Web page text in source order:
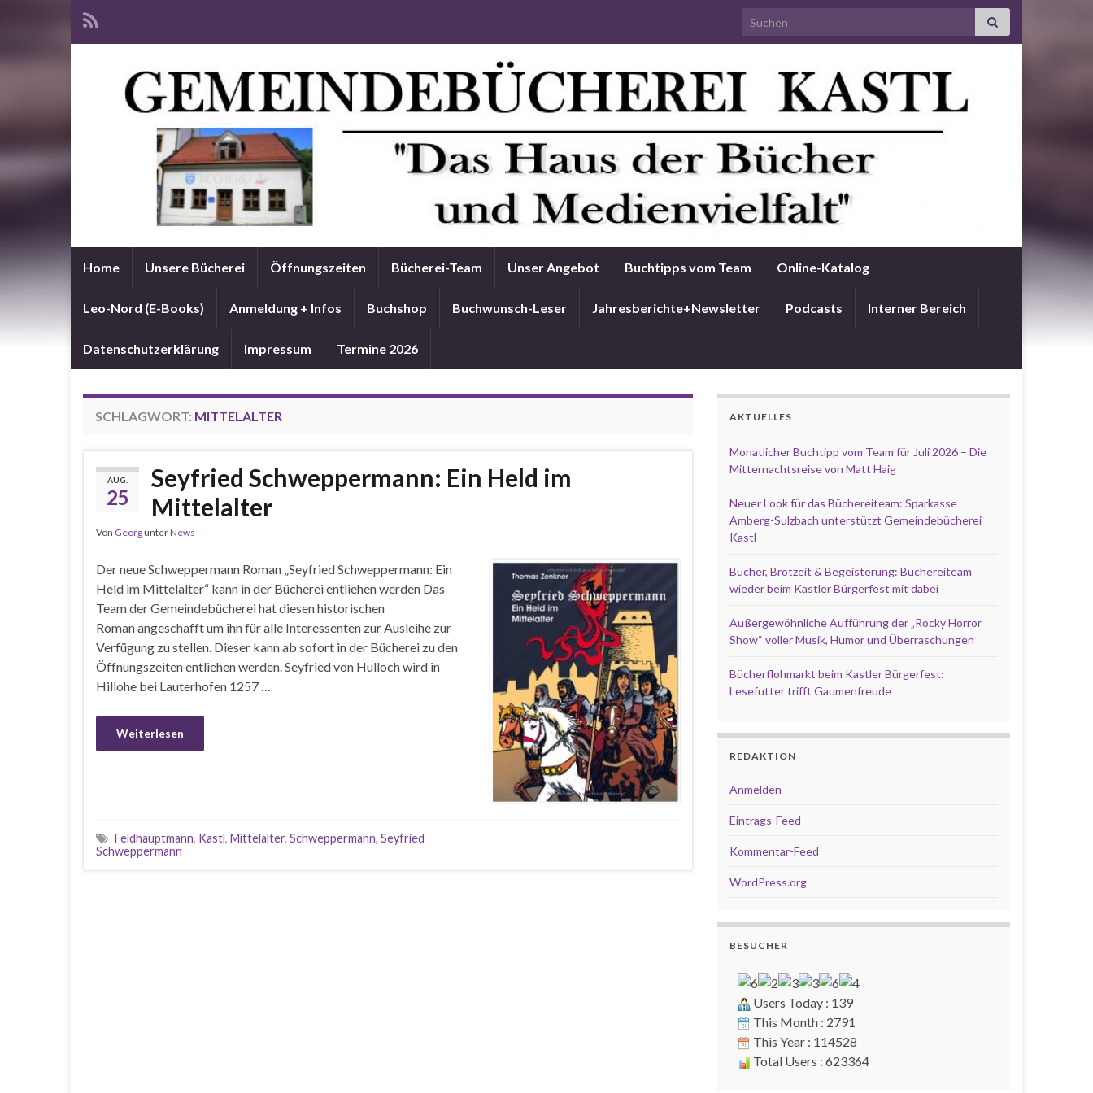
Search for:
Home Unsere Bücherei Öffnungszeiten Bücherei-Team Unser Angebot Buchtipps vom Team Online-Katalog
Leo-Nord (E-Books) Anmeldung + Infos Buchshop Buchwunsch-Leser Jahresberichte+Newsletter Podcasts Interner Bereich
Datenschutzerklärung Impressum Termine 2026
SCHLAGWORT: MITTELALTER
AUG.
25
Seyfried Schweppermann: Ein Held im
Mittelalter
Von GeorgunterNews
Der neue Schweppermann Roman „Seyfried Schweppermann: Ein
Held im Mittelalter“ kann in der Bücherei entliehen werden Das
Team der Gemeindebücherei hat diesen historischen
Roman angeschafft um ihn für alle Interessenten zur Ausleihe zur
Verfügung zu stellen. Dieser kann ab sofort in der Bücherei zu den
Öffnungszeiten entliehen werden. Seyfried von Hulloch wird in
Hillohe bei Lauterhofen 1257 …
Weiterlesen
Feldhauptmann, Kastl, Mittelalter, Schweppermann, Seyfried
Schweppermann
AKTUELLES
Monatlicher Buchtipp vom Team für Juli 2026 – Die
Mitternachtsreise von Matt Haig
Neuer Look für das Büchereiteam: Sparkasse
Amberg-Sulzbach unterstützt Gemeindebücherei
Kastl
Bücher, Brotzeit & Begeisterung: Büchereiteam
wieder beim Kastler Bürgerfest mit dabei
Außergewöhnliche Aufführung der „Rocky Horror
Show“ voller Musik, Humor und Überraschungen
Bücherflohmarkt beim Kastler Bürgerfest:
Lesefutter trifft Gaumenfreude
REDAKTION
Anmelden
Eintrags-Feed
Kommentar-Feed
WordPress.org
BESUCHER
Users Today : 139
This Month : 2791
This Year : 114528
Total Users : 623364